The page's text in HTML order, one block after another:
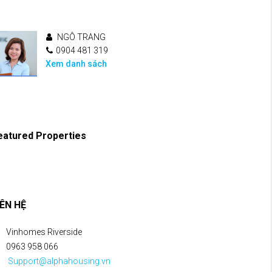
NGÔ TRANG
0904 481 319
Xem danh sách
Properties
HỆ
Vinhomes Riverside
0963 958 066
Support@alphahousing.vn